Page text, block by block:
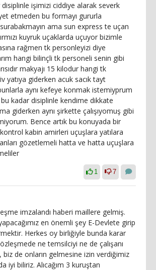
işimizi ciddiye alarak severk
etmeden bu formayı gururla
ama sun express te uçan
kuyruk uçaklarda uçuyor bizimle
rağmen tk personleyizi diye
hangi bilinçli tk personeli senin gibi
makyajı 15 kilodur hangi tk
yatıya giderken acuk sacık tayt
aynı kefeye konmak istemiyprum
kadar disiplinle kendime dikkate
giderken aynı şirkette çalışıyomuş gibi
Bence artık bu konuyada bir
kabin amirleri uçuşlara yatılara
gözetlemeli hatta ve hatta uçuşlara
1 7
imzalandı haberi maillere gelmiş.
en önemli şey E-Devlete girip
Herkes oy birliğiyle bunda karar
ne temsilciyi ne de çalışanı
biz de onların gelmesine izin verdiğimiz
iyi biliriz. Alıcağım 3 kuruştan